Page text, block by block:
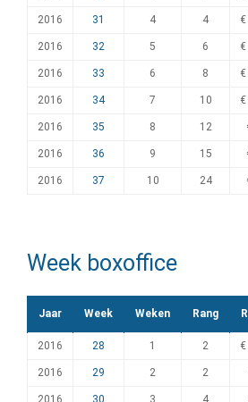
2016 31 4 4 €
2016 32 5 6 €
2016 33 6 8 €
2016 34 7 10 €
2016 35 8 12
2016 36 9 15
2016 37 10 24
Week boxoffice
Jaar Week Weken Rang
2016 28 1 2 €
2016 29 2 2
2016 30 3 4